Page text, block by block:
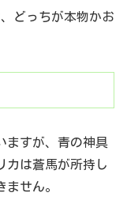
どっちが本物かお
ますが、青の神具
カは蒼馬が所持し
せん。